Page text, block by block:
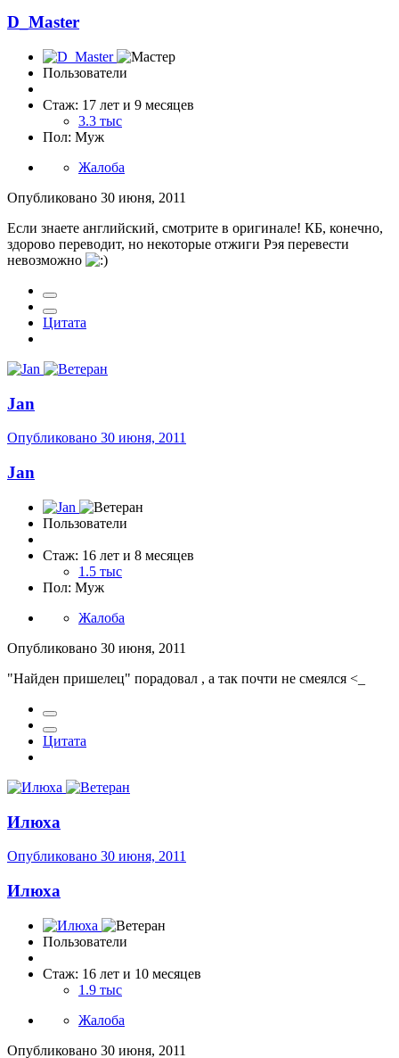
D_Master
Пользователи
Стаж: 17 лет и 9 месяцев
3.3 тыс
Пол: Муж
Жалоба
Опубликовано 30 июня, 2011
Если знаете английский, смотрите в оригинале! КБ, конечно,
здорово переводит, но некоторые отжиги Рэя перевести
невозможно
Цитата
Jan
Опубликовано 30 июня, 2011
Jan
Пользователи
Стаж: 16 лет и 8 месяцев
1.5 тыс
Пол: Муж
Жалоба
Опубликовано 30 июня, 2011
"Найден пришелец" порадовал , а так почти не смеялся <_
Цитата
Илюха
Опубликовано 30 июня, 2011
Илюха
Пользователи
Стаж: 16 лет и 10 месяцев
1.9 тыс
Жалоба
Опубликовано 30 июня, 2011